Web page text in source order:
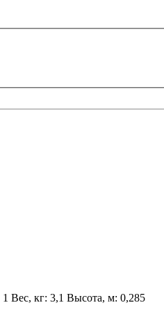
1 Вес, кг: 3,1 Высота, м: 0,285